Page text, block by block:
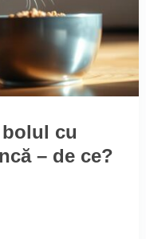
bolul cu
– de ce?